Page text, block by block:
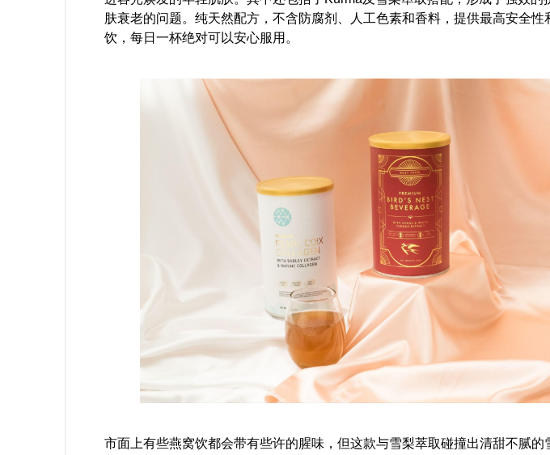
肤衰老的问题。纯天然配方，不含防腐剂、人工色素和香料，提供最高安全性
饮，每日一杯绝对可以安心服用。
市面上有些燕窝饮都会带有些许的腥味，但这款与雪梨萃取碰撞出清甜不腻的